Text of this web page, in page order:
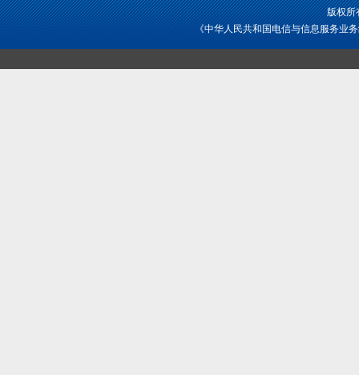
版权所
《中华人民共和国电信与信息服务业